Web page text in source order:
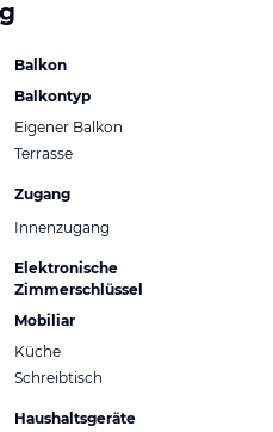
Balkon
Balkontyp
Eigener Balkon
Terrasse
Zugang
Innenzugang
Elektronische
Zimmerschlüssel
Mobiliar
Küche
Schreibtisch
Haushaltsgeräte